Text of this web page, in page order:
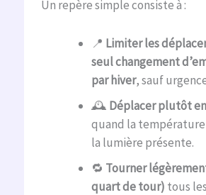
Un repère simple consiste à :
📍 Limiter les
seul changement
par hiver, sauf
🕰️ Déplacer plutôt
quand la
la lumière présente.
🔁 Tourner
quart de tour) tous